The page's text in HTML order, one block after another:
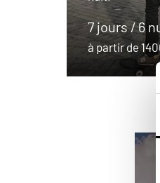
7 jours / 6
à partir de